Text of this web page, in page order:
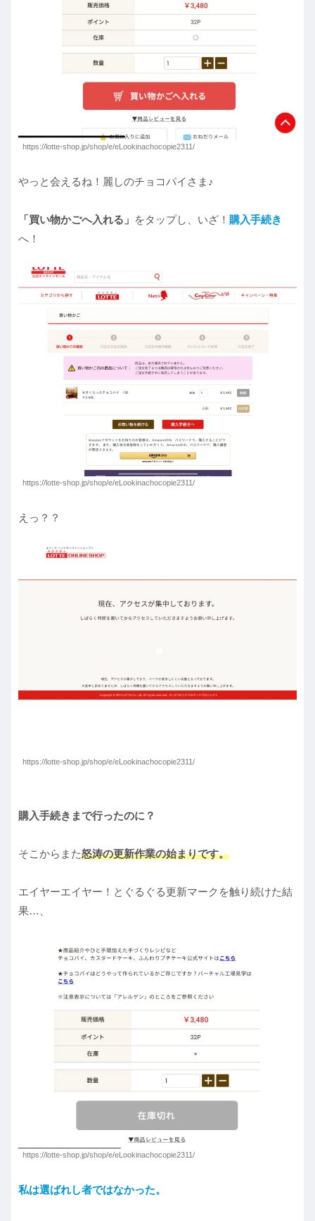
https://lotte-shop.jp/shop/e/eLookinachocopie2311/
やっと会えるね！麗しのチョコパイさま♪
「買い物かごへ入れる」 をタップし、いざ！ 購入手続き
へ！
https://lotte-shop.jp/shop/e/eLookinachocopie2311/
えっ？？
https://lotte-shop.jp/shop/e/eLookinachocopie2311/
購入手続きまで行ったのに？
そこからまた怒涛の更新作業の始まりです。
エイヤーエイヤー！とぐるぐる更新マークを触り続けた結
果…、
https://lotte-shop.jp/shop/e/eLookinachocopie2311/
私は選ばれし者ではなかった。